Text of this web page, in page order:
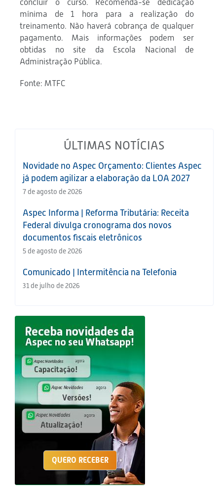
concluir o curso. Recomenda-se dedicação
mínima de 1 hora para a realização do
treinamento. Não haverá cobrança de qualquer
pagamento. Mais informações podem ser
obtidas no site da Escola Nacional de
Administração Pública.
Fonte: MTFC
ÚLTIMAS NOTÍCIAS
Novidade no Aspec Orçamento: Clientes Aspec
já podem agilizar a elaboração da LOA 2027
7 de agosto de 2026
Aspec Informa | Reforma Tributária: Receita
Federal divulga cronograma dos novos
documentos fiscais eletrônicos
5 de agosto de 2026
Comunicado | Intermitência na Telefonia
31 de julho de 2026
QUERO RECEBER